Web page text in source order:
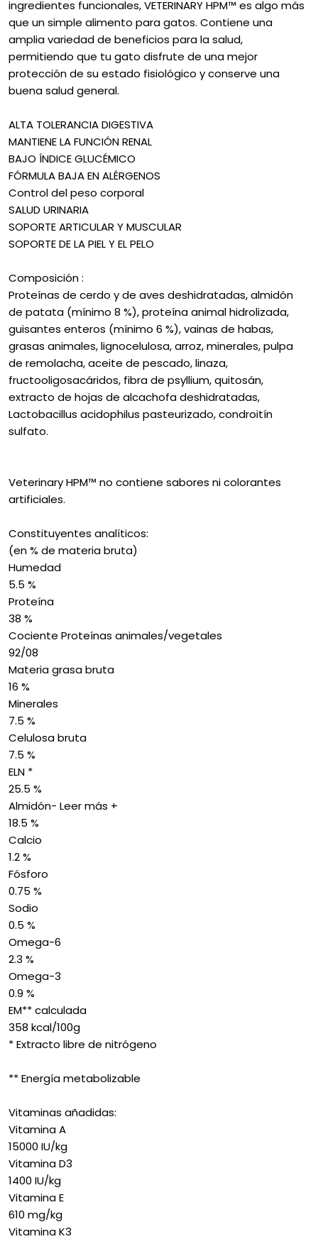
ingredientes funcionales, VETERINARY HPM™ es algo más
que un simple alimento para gatos. Contiene una
amplia variedad de beneficios para la salud,
permitiendo que tu gato disfrute de una mejor
protección de su estado fisiológico y conserve una
buena salud general.
ALTA TOLERANCIA DIGESTIVA
MANTIENE LA FUNCIÓN RENAL
BAJO ÍNDICE GLUCÉMICO
FÓRMULA BAJA EN ALÉRGENOS
Control del peso corporal
SALUD URINARIA
SOPORTE ARTICULAR Y MUSCULAR
SOPORTE DE LA PIEL Y EL PELO
Composición :
Proteínas de cerdo y de aves deshidratadas, almidón
de patata (mínimo 8 %), proteína animal hidrolizada,
guisantes enteros (mínimo 6 %), vainas de habas,
grasas animales, lignocelulosa, arroz, minerales, pulpa
de remolacha, aceite de pescado, linaza,
fructooligosacáridos, fibra de psyllium, quitosán,
extracto de hojas de alcachofa deshidratadas,
Lactobacillus acidophilus pasteurizado, condroitín
sulfato.
Veterinary HPM™ no contiene sabores ni colorantes
artificiales.
Constituyentes analíticos:
(en % de materia bruta)
Humedad
5.5 %
Proteína
38 %
Cociente Proteínas animales/vegetales
92/08
Materia grasa bruta
16 %
Minerales
7.5 %
Celulosa bruta
7.5 %
ELN *
25.5 %
Almidón- Leer más +
18.5 %
Calcio
1.2 %
Fósforo
0.75 %
Sodio
0.5 %
Omega-6
2.3 %
Omega-3
0.9 %
EM** calculada
358 kcal/100g
* Extracto libre de nitrógeno
** Energía metabolizable
Vitaminas añadidas:
Vitamina A
15000 IU/kg
Vitamina D3
1400 IU/kg
Vitamina E
610 mg/kg
Vitamina K3